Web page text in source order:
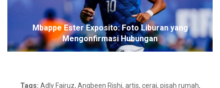
Mbappe Ester Exposito: Foto Liburan yang
Mengonfirmasi Hubungan
Tags: Adly Fairuz, Angbeen Rishi, artis, cerai, pisah rumah,